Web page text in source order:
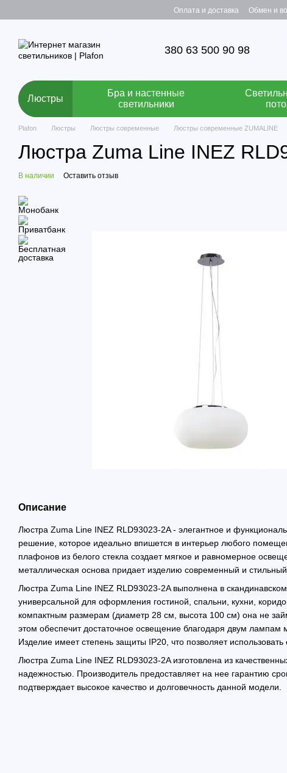
Оплата и доставка Обмен и
380 63 500 90 98
Люстры
Бра и настенные
светильники
Plafon Люстры Люстры современные Люстры современные ZUMALINE
Люстра Zuma Line INEZ
В наличии Оставить отзыв
Описание
Люстра Zuma Line INEZ RLD93023-2A - элегантное и
решение, которое идеально впишется в интерьер любого
плафонов из белого стекла создает мягкое и равномерное
металлическая основа придает изделию современный и стильный
Люстра Zuma Line INEZ RLD93023-2A выполнена в
универсальной для оформления гостиной, спальни, кухни,
компактным размерам (диаметр 28 см, высота 100 см) она не
этом обеспечит достаточное освещение благодаря двум лампам
Изделие имеет степень защиты IP20, что позволяет
Люстра Zuma Line INEZ RLD93023-2A изготовлена из
надежностью. Производитель предоставляет на нее гарантию
подтверждает высокое качество и долговечность данной модели.